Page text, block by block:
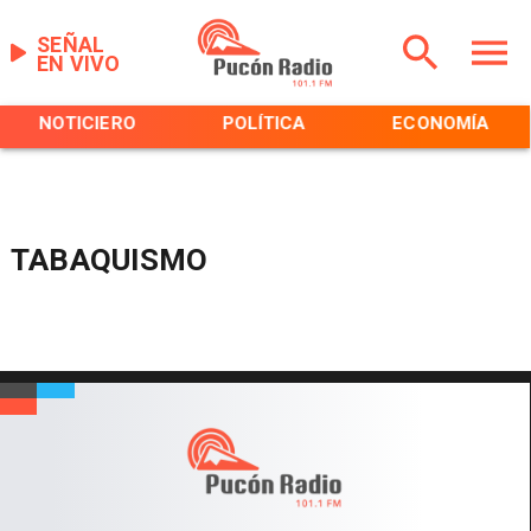
EN VIVO
SEÑAL
NOTICIERO POLÍTICA ECONOMÍA
TABAQUISMO